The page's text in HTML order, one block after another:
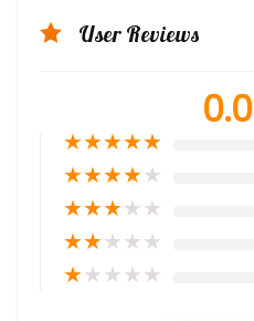
User Reviews
0.0
★★★★★
★★★★★
★★★★★
★★★★★
★★★★★